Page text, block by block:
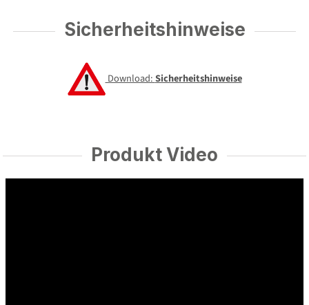
Sicherheitshinweise
Download:Sicherheitshinweise
Produkt Video